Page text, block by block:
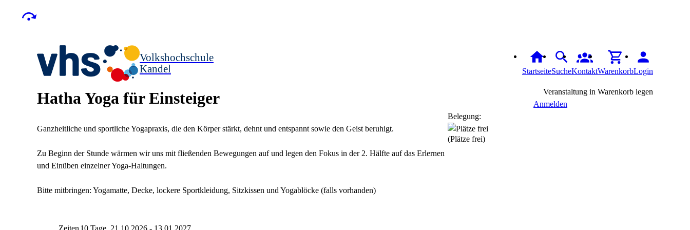
Volkshochschule
Kandel
StartseiteSucheKontaktWarenkorbLogin
Hatha Yoga für Einsteiger
Ganzheitliche und sportliche Yogapraxis, die den Körper stärkt, dehnt und entspannt sowie den Geist beruhigt.
Zu Beginn der Stunde wärmen wir uns mit fließenden Bewegungen auf und legen den Fokus in der 2. Hälfte auf das Erlernen
und Einüben einzelner Yoga-Haltungen.
Bitte mitbringen: Yogamatte, Decke, lockere Sportkleidung, Sitzkissen und Yogablöcke (falls vorhanden)
Zeiten 10 Tage, 21.10.2026 - 13.01.2027
Veranstaltung in Warenkorb legen
Anmelden
Belegung:
(Plätze frei)